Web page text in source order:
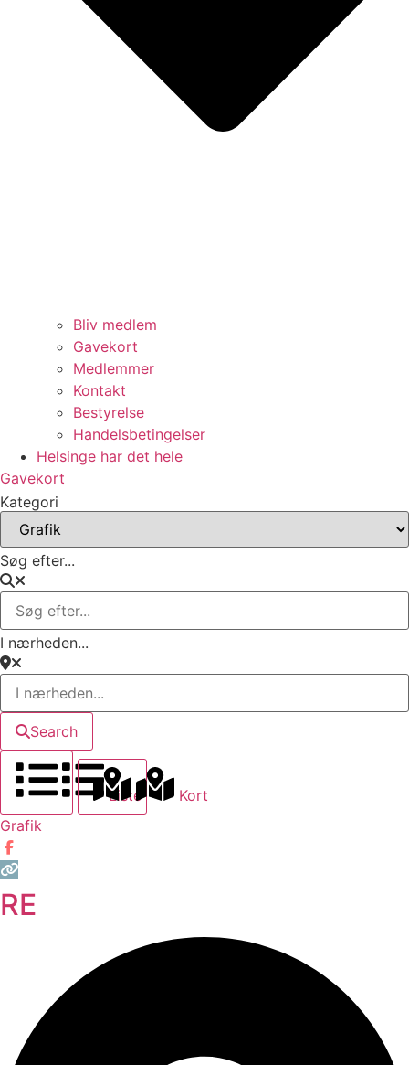
Bliv medlem
Gavekort
Medlemmer
Kontakt
Bestyrelse
Handelsbetingelser
Helsinge har det hele
Gavekort
Kategori
Søg efter...
I nærheden...
Search
Liste
Kort
Grafik
RE